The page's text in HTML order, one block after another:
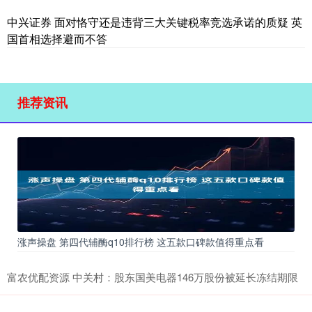
中兴证券 面对恪守还是违背三大关键税率竞选承诺的质疑 英
国首相选择避而不答
推荐资讯
涨声操盘 第四代辅酶q10排行榜 这五款口碑款值得重点看
富农优配资源 中关村：股东国美电器146万股份被延长冻结期限